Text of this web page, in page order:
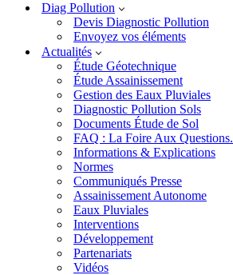
Diag Pollution
Devis Diagnostic Pollution
Envoyez vos éléments
Actualités
Étude Géotechnique
Étude Assainissement
Gestion des Eaux Pluviales
Diagnostic Pollution Sols
Documents Étude de Sol
FAQ : La Foire Aux Questions.
Informations & Explications
Normes
Communiqués Presse
Assainissement Autonome
Eaux Pluviales
Interventions
Développement
Partenariats
Vidéos